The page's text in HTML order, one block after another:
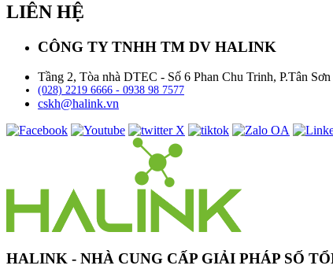
LIÊN HỆ
CÔNG TY TNHH TM DV HALINK
Tầng 2, Tòa nhà DTEC - Số 6 Phan Chu Trinh, P.Tân
(028) 2219 6666 - 0938 98 7577
cskh@halink.vn
HALINK - NHÀ CUNG CẤP GIẢI PHÁP SỐ